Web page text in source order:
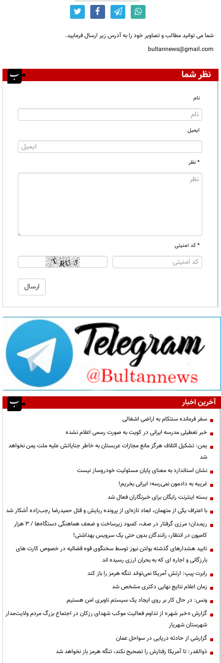
شما می توانید مطالب و تصاویر خود را به آدرس زیر ارسال فرمایید.
bultannews@gmail.com
نظر شما
نام
ایمیل
* نظر
* کد امنیتی
آخرین اخبار
سفر فرمانده سنتکام به اراضی اشغالی
خبر تعطیلی مدرسه ایرانی در کویت به صورت رسمی اعلام نشده
یمن: تشکیل ائتلاف هرگز مانع مجازات عربستان به خاطر جنایاتش علیه ملت یمن نخواهد
شد
نشان استاندارد به معنای پایان مسئولیت خودروساز نیست
غریبه به دادمون نمی‌رسه؛ ایرانی بخریم!
بسته اینترنت رایگان برای خبرنگاران فعال شد
با اعتراف یکی از متهمان، ابعاد تازه‌ای از پرونده ربایش و قتل حمیدرضا رجب‌زاده آشکار شد
ریمـدان؛ مرزی گرفتار در صف، کمبود زیرساخت و ضعف هماهنگی دستگاه‌ها / ۳ هزار
کامیون در انتظار، رانندگان بدون حتی یک سرویس بهداشتی!
تایید هشدارهای گذشته بولتن نیوز توسط سخنگوی قوه قضائیه در خصوص کارت های
بارزگانی و اجاره ای که به بحران ارزی رسیده اند
رابرت پیپ: ارتش آمریکا نمی‌تواند تنگه هرمز را باز کند
زمان اعلام نتایج نهایی دکتری مشخص شد
ونس: در حال کار بر روی ایجاد یک سیستم ناوبری امن هستیم
گزارش «خبر شهر» از تداوم فعالیت موکب شهدای رزکان در اجتماع بزرگ مردم ولایت‌مدار
شهرستان شهریار
گزارشی از حادثه دریایی در سواحل عمان
ذوالقدر: تا آمریکا رفتارش را تصحیح نکند، تنگه هرمز باز نخواهد شد